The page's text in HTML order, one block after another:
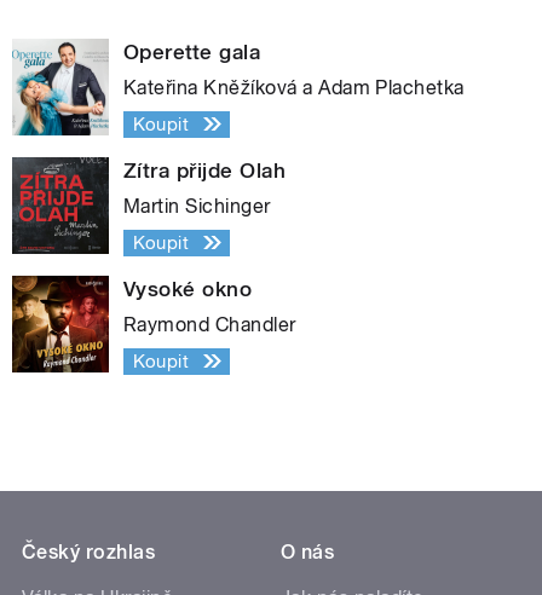
Operette gala
Kateřina Kněžíková a Adam Plachetka
Koupit
Zítra přijde Olah
Martin Sichinger
Koupit
Vysoké okno
Raymond Chandler
Koupit
Český rozhlas
O nás